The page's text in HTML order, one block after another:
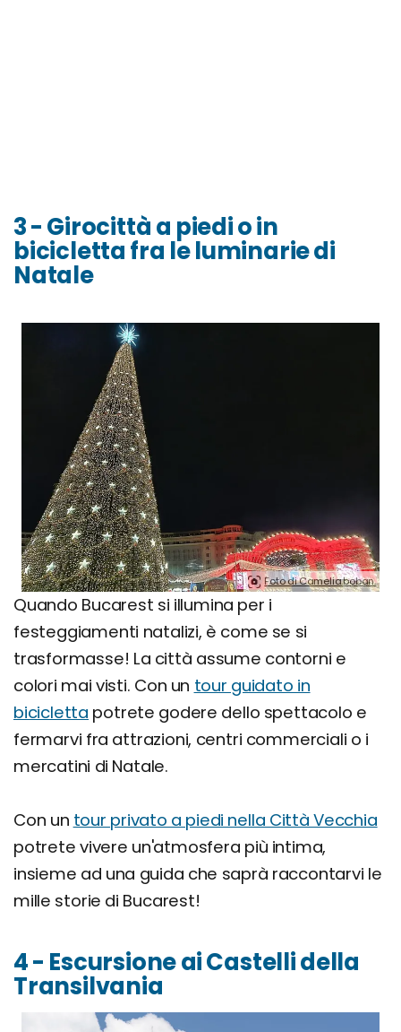
3 - Girocittà a piedi o in
bicicletta fra le luminarie di
Natale
Foto di Camelia.boban.
Quando Bucarest si illumina per i
festeggiamenti natalizi, è come se si
trasformasse! La città assume contorni e
colori mai visti. Con un tour guidato in
bicicletta potrete godere dello spettacolo e
fermarvi fra attrazioni, centri commerciali o i
mercatini di Natale.
Con un tour privato a piedi nella Città Vecchia
potrete vivere un'atmosfera più intima,
insieme ad una guida che saprà raccontarvi le
mille storie di Bucarest!
4 - Escursione ai Castelli della
Transilvania